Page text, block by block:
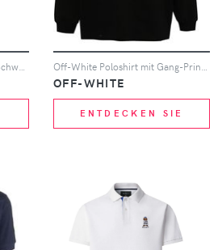
OFF-WHITE
ENTDECKEN SIE